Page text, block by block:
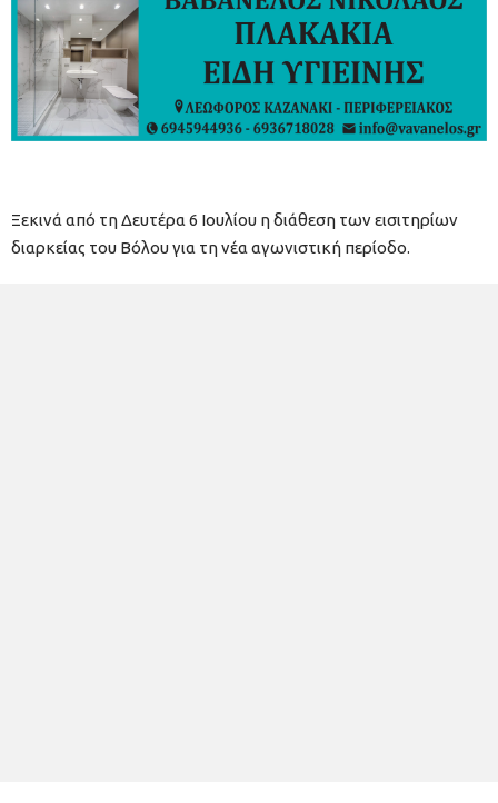
Ξεκινά από τη Δευτέρα 6 Ιουλίου η διάθεση των εισιτηρίων
διαρκείας του Βόλου για τη νέα αγωνιστική περίοδο.